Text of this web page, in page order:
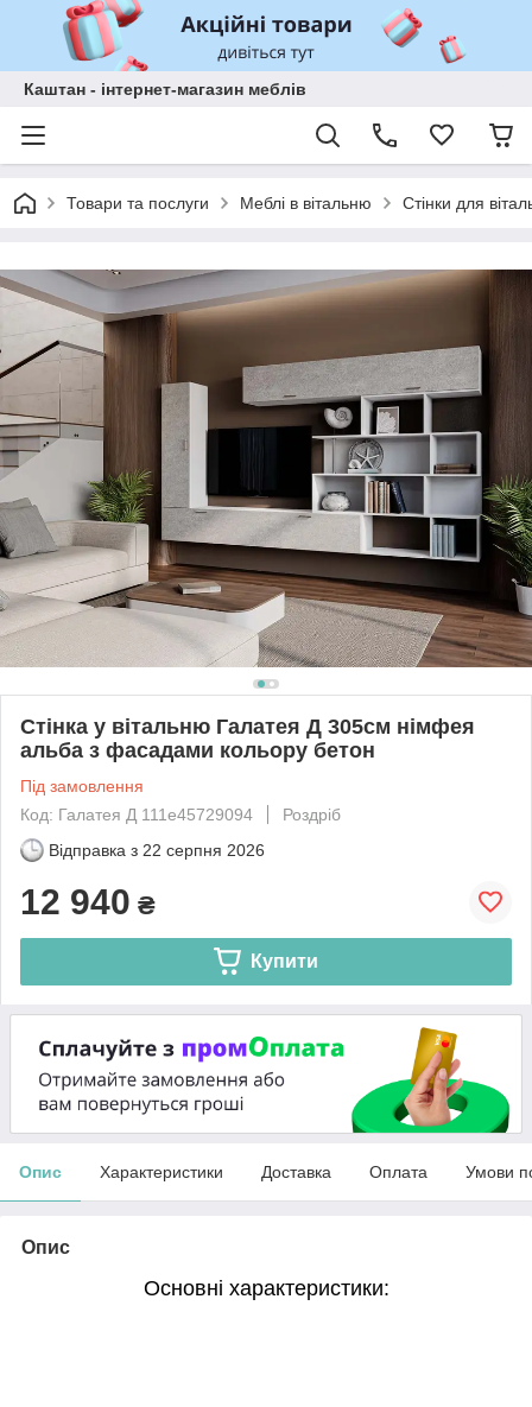
Каштан - інтернет-магазин меблів
Товари та послуги Меблі в вітальню Стінки для
Стінка у вітальню Галатея Д 305см німфея
альба з фасадами кольору бетон
Під замовлення
Код: Галатея Д 111e45729094
Роздріб
Відправка з 22 серпня 2026
12 940 ₴
Купити
Опис Характеристики Доставка Оплата Умови
Опис
Основні характеристики: